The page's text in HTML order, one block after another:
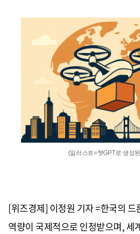
(일러스트=챗GPT로 생성
[위즈경제] 이정원 기자 =한국의 드
역량이 국제적으로 인정받으며, 세